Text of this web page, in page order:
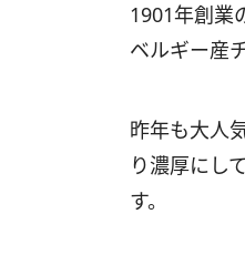
1901年創業
ベルギー産
昨年も大人
り濃厚にし
す。